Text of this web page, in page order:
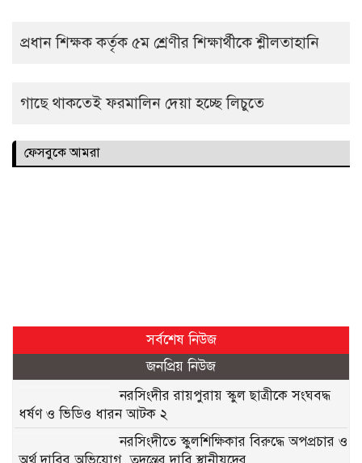
প্রধান শিক্ষক কর্তৃক ৫ম শ্রেণীর শিক্ষার্থীকে শ্লীলতাহানি
গাছে থাকতেই ফরমালিন দেয়া হচ্ছে লিচুতে
ফেসবুকে আমরা
সর্বশেষ নিউজ
জনপ্রিয় নিউজ
নরসিংদীর রায়পুরায় স্কুল ছাত্রীকে সংঘবদ্ধ
ধর্ষণ ও ভিডিও ধারন আটক ২
নরসিংদীতে স্কুলশিক্ষিকার বিরুদ্ধে অপপ্রচার ও